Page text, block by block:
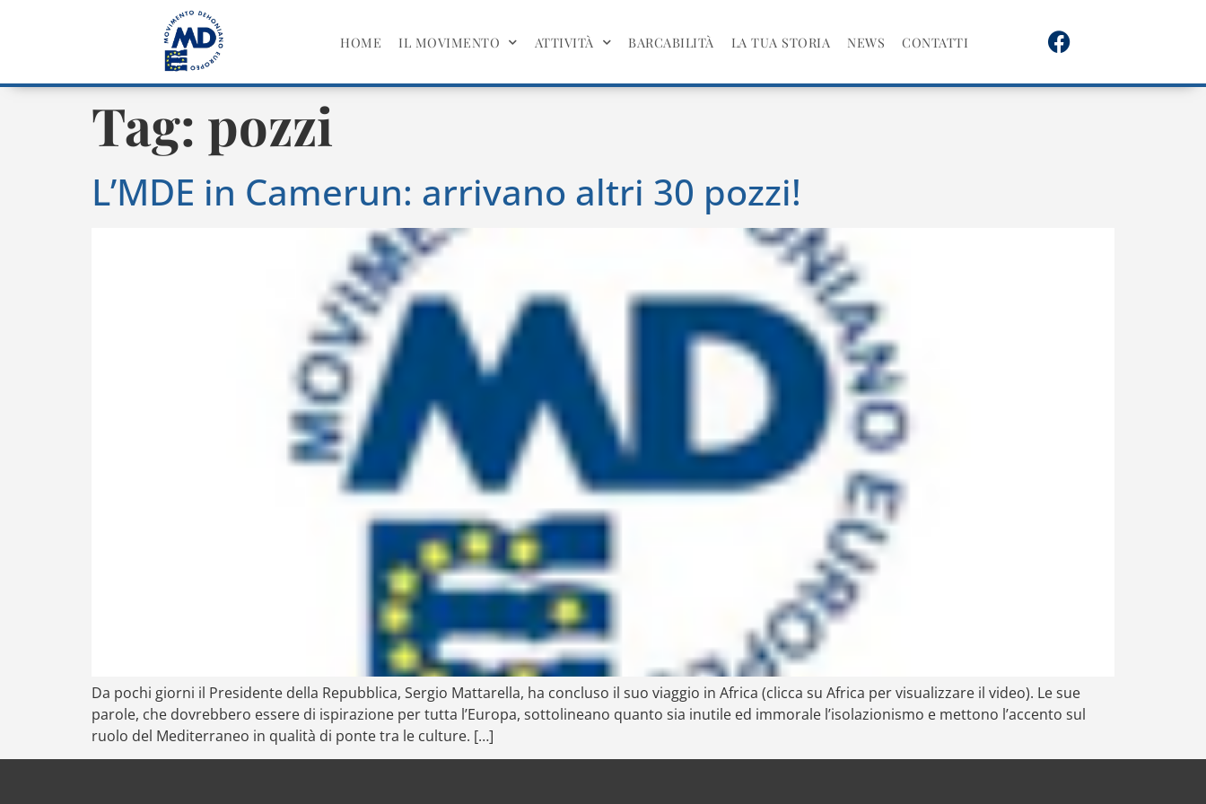
HOME IL MOVIMENTO ATTIVITÀ BARCABILITÀ LA TUA STORIA NEWS CONTATTI
Tag: pozzi
L’MDE in Camerun: arrivano altri 30 pozzi!
Da pochi giorni il Presidente della Repubblica, Sergio Mattarella, ha concluso il suo viaggio in Africa (clicca su Africa per visualizzare il video). Le sue
parole, che dovrebbero essere di ispirazione per tutta l’Europa, sottolineano quanto sia inutile ed immorale l’isolazionismo e mettono l’accento sul
ruolo del Mediterraneo in qualità di ponte tra le culture. […]